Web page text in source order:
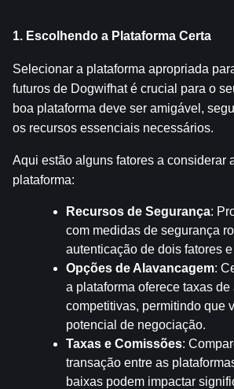
1. Escolhendo a Plataforma Certa
Selecionar a plataforma apropriada
futuros de Dogwifhat é crucial para o
boa plataforma deve ser amigável,
os recursos essenciais necessários.
Aqui estão alguns fatores a considerar
plataforma:
Recursos de Segurança:
com medidas de segurança
autenticação de dois fatores
Opções de Alavancagem:
a plataforma oferece taxas
competitivas, permitindo que
potencial de negociação.
Taxas e Comissões:
transação entre as
baixas podem impactar